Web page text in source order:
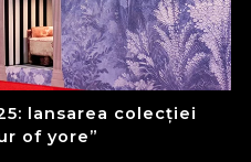
lansarea colecției
of yore”